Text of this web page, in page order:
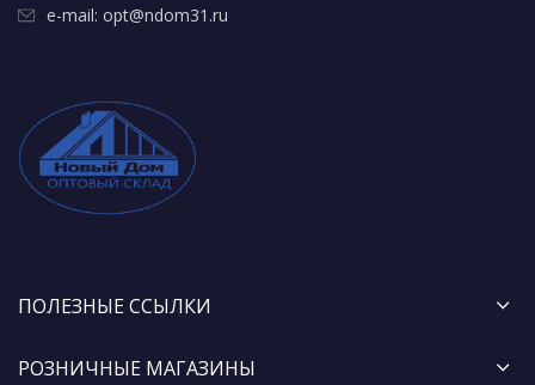
e-mail: opt@ndom31.ru
ПОЛЕЗНЫЕ ССЫЛКИ
РОЗНИЧНЫЕ МАГАЗИНЫ